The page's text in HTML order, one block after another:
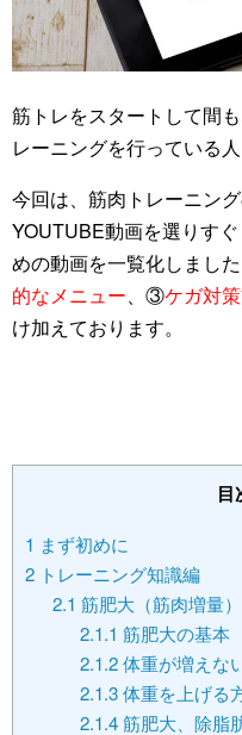
筋トレをスタートして間
レーニングを行っている
今回は、筋肉トレーニン
YOUTUBE動画を選りす
めの動画を一覧化しまし
的なメニュー、③ケガ対
け加えております。
目
1 まず初めに
2 トレーニング知識編
2.1 筋肥大（筋肉増量
2.1.1 筋肥大の基本
2.1.2体重が増えな
2.1.3体重を上げる
2.1.4筋肥大、除脂